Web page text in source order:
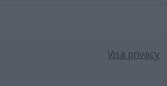
Visa privacy